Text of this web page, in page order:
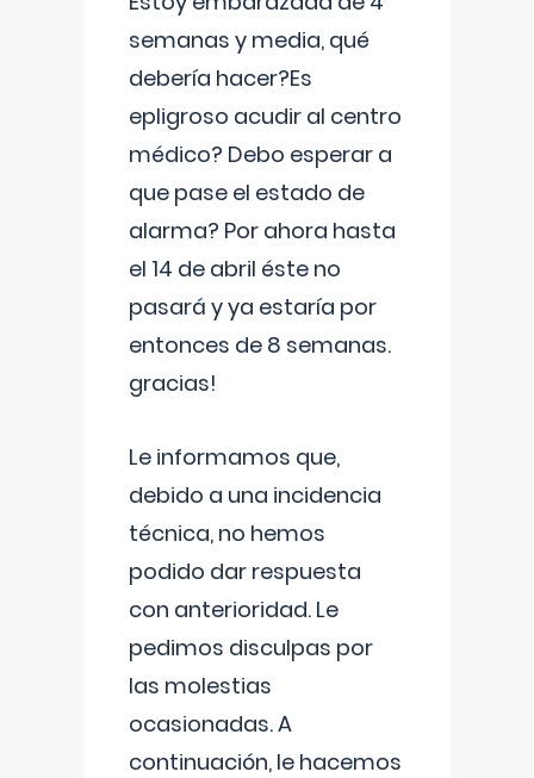
semanas y media, qué
debería hacer?Es
epligroso acudir al centro
médico? Debo esperar a
que pase el estado de
alarma? Por ahora hasta
el 14 de abril éste no
pasará y ya estaría por
entonces de 8 semanas.
gracias!
Le informamos que,
debido a una incidencia
técnica, no hemos
podido dar respuesta
con anterioridad. Le
pedimos disculpas por
las molestias
ocasionadas. A
continuación, le hacemos